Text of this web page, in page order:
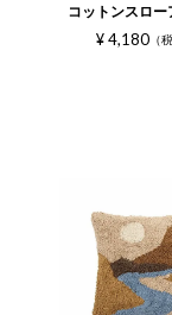
コットンスロー
¥ 4,180